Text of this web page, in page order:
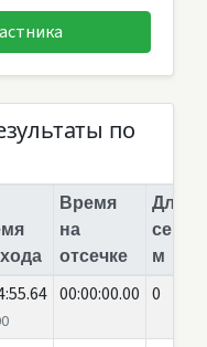
по
Время
на
отсечке
Длина
м
00:00:00.00 0